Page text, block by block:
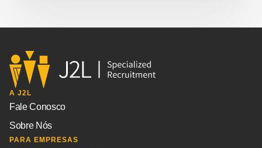
A J2L
Fale Conosco
Sobre Nós
PARA EMPRESAS